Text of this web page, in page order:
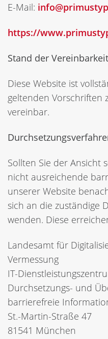
E-Mail:
https://
Stand der
Diese Website ist
geltenden Vorschriften
vereinbar.
Sollten Sie der Ansicht
nicht ausreichende
unserer Website
sich an die zuständige
wenden. Diese
Landesamt für
Vermessung
IT-
Durchsetzungs- und
barrierefreie
St.-Martin-Straße 47
81541 München